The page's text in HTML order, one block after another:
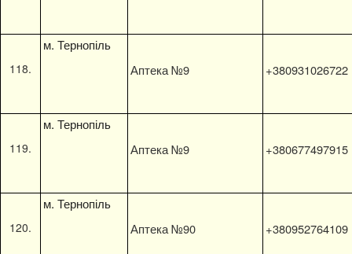
м. Тернопіль
Аптека №9 +380931026722
м. Тернопіль
Аптека №9 +380677497915
м. Тернопіль
Аптека №90 +380952764109